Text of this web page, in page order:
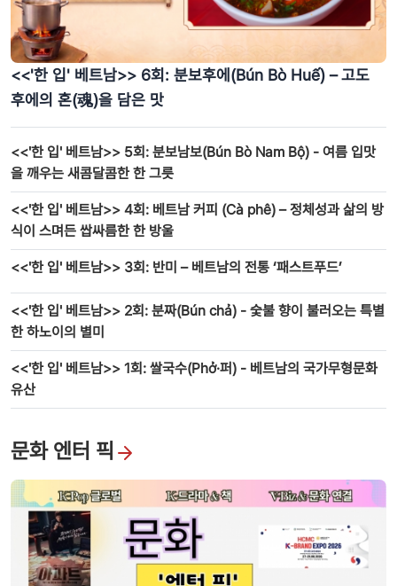
<<'한 입' 베트남>> 6회: 분보후에(Bún Bò Huế) – 고도
후에의 혼(魂)을 담은 맛
<<'한 입' 베트남>> 5회: 분보남보(Bún Bò Nam Bộ) - 여름 입맛
을 깨우는 새콤달콤한 한 그릇
<<'한 입' 베트남>> 4회: 베트남 커피 (Cà phê) – 정체성과 삶의 방
식이 스며든 쌉싸름한 한 방울
<<'한 입' 베트남>> 3회: 반미 – 베트남의 전통 ‘패스트푸드’
<<'한 입' 베트남>> 2회: 분짜(Bún chả) - 숯불 향이 불러오는 특별
한 하노이의 별미
<<'한 입' 베트남>> 1회: 쌀국수(Phở·퍼) - 베트남의 국가무형문화
유산
문화 엔터 픽